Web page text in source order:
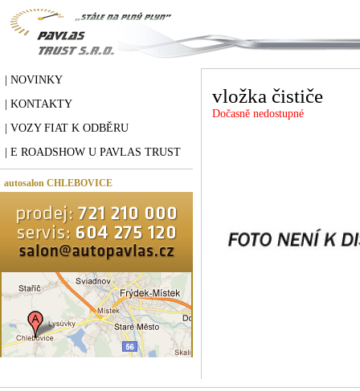
| NOVINKY
| KONTAKTY
| VOZY FIAT K ODBĚRU
| E ROADSHOW U PAVLAS TRUST
autosalon CHLEBOVICE
vložka čističe
Dočasně nedostupné